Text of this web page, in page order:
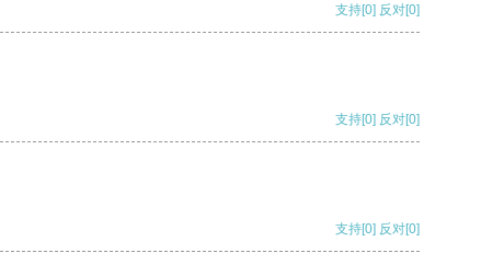
支持[0] 反对[0]
支持[0] 反对[0]
支持[0] 反对[0]